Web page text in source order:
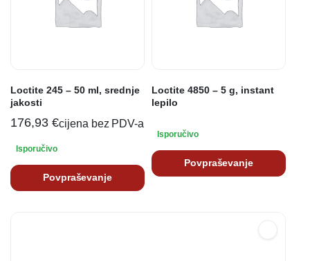
Loctite 245 – 50 ml, srednje
jakosti
176,93 €cijena bez PDV-a
Isporučivo
Povpraševanje
Loctite 4850 – 5 g, instant
lepilo
Isporučivo
Povpraševanje